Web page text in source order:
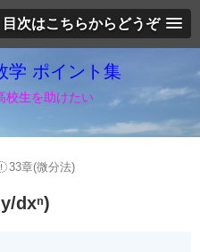
目次はこちらからどうぞ
学 ポイント集
校生を助けたい
33章(微分法)
dxⁿ)